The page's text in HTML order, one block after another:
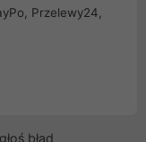
Przelewy24,
błąd